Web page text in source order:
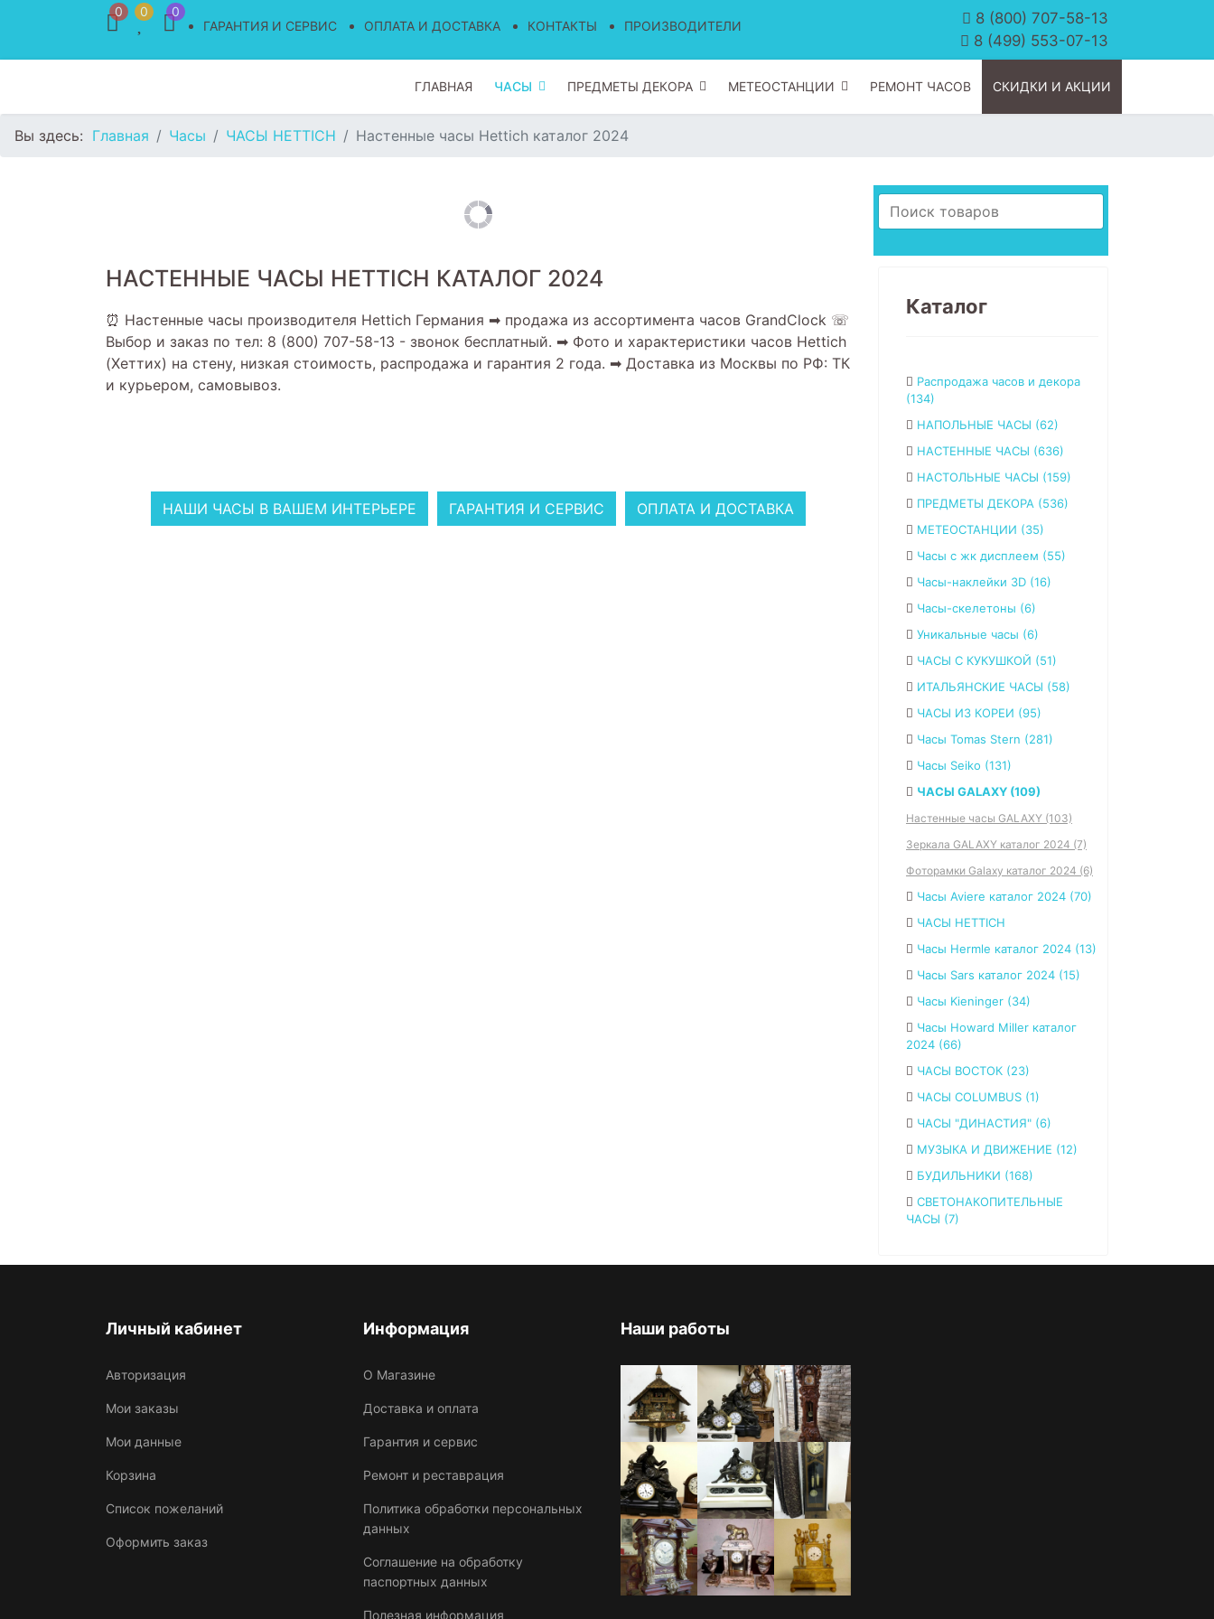
0 0
0
ГАРАНТИЯ И СЕРВИС
ОПЛАТА И ДОСТАВКА КОНТАКТЫ ПРОИЗВОДИТЕЛИ
8 (800) 707-58-13
8 (499) 553-07-13
ГЛАВНАЯ ЧАСЫ ПРЕДМЕТЫ ДЕКОРА МЕТЕОСТАНЦИИ РЕМОНТ ЧАСОВ СКИДКИ И АКЦИИ
Вы здесь: Главная Часы ЧАСЫ HETTICH Настенные часы Hettich каталог 2024
НАСТЕННЫЕ ЧАСЫ HETTICH КАТАЛОГ 2024
⏰ Настенные часы производителя Hettich Германия ➡ продажа из ассортимента часов GrandClock ☏
Выбор и заказ по тел: 8 (800) 707-58-13 - звонок бесплатный. ➡ Фото и характеристики часов Hettich
(Хеттих) на стену, низкая стоимость, распродажа и гарантия 2 года. ➡ Доставка из Москвы по РФ: ТК
и курьером, самовывоз.
НАШИ ЧАСЫ В ВАШЕМ ИНТЕРЬЕРЕ ГАРАНТИЯ И СЕРВИС ОПЛАТА И ДОСТАВКА
Каталог
Распродажа часов и декора
(134)
НАПОЛЬНЫЕ ЧАСЫ (62)
НАСТЕННЫЕ ЧАСЫ (636)
НАСТОЛЬНЫЕ ЧАСЫ (159)
ПРЕДМЕТЫ ДЕКОРА (536)
МЕТЕОСТАНЦИИ (35)
Часы с жк дисплеем (55)
Часы-наклейки 3D (16)
Часы-скелетоны (6)
Уникальные часы (6)
ЧАСЫ С КУКУШКОЙ (51)
ИТАЛЬЯНСКИЕ ЧАСЫ (58)
ЧАСЫ ИЗ КОРЕИ (95)
Часы Tomas Stern (281)
Часы Seiko (131)
ЧАСЫ GALAXY (109)
Настенные часы GALAXY (103)
Зеркала GALAXY каталог 2024 (7)
Фоторамки Galaxy каталог 2024 (6)
Часы Aviere каталог 2024 (70)
ЧАСЫ HETTICH
Часы Hermle каталог 2024 (13)
Часы Sars каталог 2024 (15)
Часы Kieninger (34)
Часы Howard Miller каталог
2024 (66)
ЧАСЫ ВОСТОК (23)
ЧАСЫ COLUMBUS (1)
ЧАСЫ "ДИНАСТИЯ" (6)
МУЗЫКА И ДВИЖЕНИЕ (12)
БУДИЛЬНИКИ (168)
СВЕТОНАКОПИТЕЛЬНЫЕ
ЧАСЫ (7)
Личный кабинет
Авторизация
Мои заказы
Мои данные
Корзина
Список пожеланий
Оформить заказ
Информация
О Магазине
Доставка и оплата
Гарантия и сервис
Ремонт и реставрация
Политика обработки персональных
данных
Соглашение на обработку
паспортных данных
Полезная информация
Наши работы